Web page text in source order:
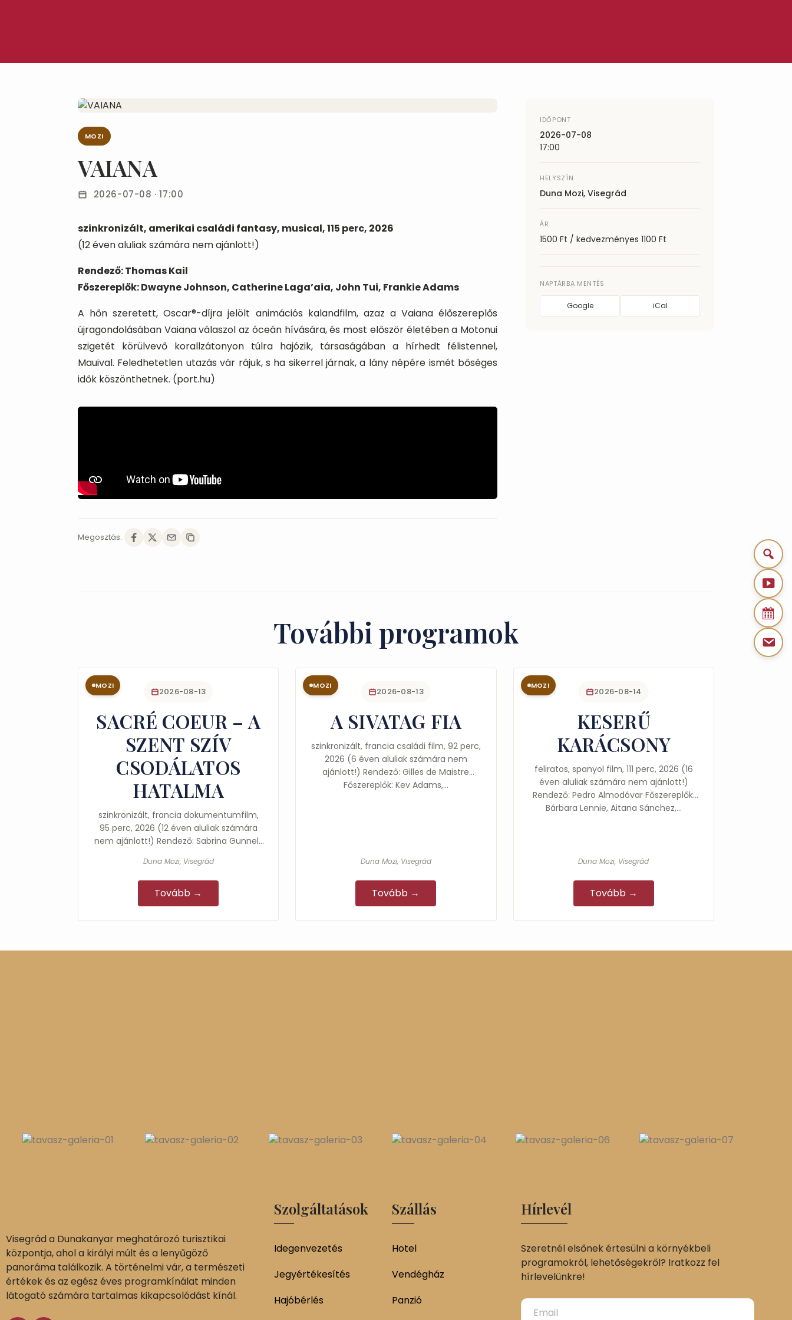
MOZI
VAIANA
2026-07-08 · 17:00
szinkronizált, amerikai családi fantasy, musical, 115 perc, 2026
(12 éven aluliak számára nem ajánlott!)
Rendező: Thomas Kail
Főszereplők: Dwayne Johnson, Catherine Laga’aia, John Tui, Frankie Adams
A hőn szeretett, Oscar®-díjra jelölt animációs kalandfilm, azaz a Vaiana élőszereplős
újragondolásában Vaiana válaszol az óceán hívására, és most először életében a Motonui
szigetét körülvevő korallzátonyon túlra hajózik, társaságában a hírhedt félistennel,
Mauival. Feledhetetlen utazás vár rájuk, s ha sikerrel járnak, a lány népére ismét bőséges
idők köszönthetnek. (port.hu)
Megosztás:
IDŐPONT
2026-07-08
17:00
HELYSZÍN
Duna Mozi, Visegrád
ÁR
1500 Ft / kedvezményes 1100 Ft
NAPTÁRBA MENTÉS
Google iCal
További programok
MOZI
2026-08-13
SACRÉ COEUR – A
SZENT SZÍV
CSODÁLATOS
HATALMA
szinkronizált, francia dokumentumfilm,
95 perc, 2026 (12 éven aluliak számára
nem ajánlott!) Rendező: Sabrina Gunnell,
Duna Mozi, Visegrád
Tovább →
MOZI
2026-08-13
A SIVATAG FIA
szinkronizált, francia családi film, 92 perc,
2026 (6 éven aluliak számára nem
ajánlott!) Rendező: Gilles de Maistre
Főszereplők: Kev Adams,…
Duna Mozi, Visegrád
Tovább →
MOZI
2026-08-14
KESERŰ
KARÁCSONY
feliratos, spanyol film, 111 perc, 2026 (16
éven aluliak számára nem ajánlott!)
Rendező: Pedro Almodóvar Főszereplők:
Bárbara Lennie, Aitana Sánchez,…
Duna Mozi, Visegrád
Tovább →
Visegrád a Dunakanyar meghatározó turisztikai
központja, ahol a királyi múlt és a lenyűgöző
panoráma találkozik. A történelmi vár, a természeti
értékek és az egész éves programkínálat minden
látogató számára tartalmas kikapcsolódást kínál.
Szolgáltatások
Idegenvezetés
Jegyértékesítés
Hajóbérlés
Szállás
Hotel
Vendégház
Panzió
Hírlevél
Szeretnél elsőnek értesülni a környékbeli
programokról, lehetőségekről? Iratkozz fel
hírlevelünkre!